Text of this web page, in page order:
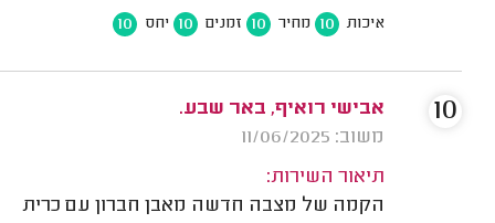
איכות 10 מחיר 10 זמנים 10 יחס 10
אבישי רואיף, באר שבע.
משוב: 11/06/2025
תיאור השירות:
הקמה של מצבה חדשה מאבן חברון עם כרית
10